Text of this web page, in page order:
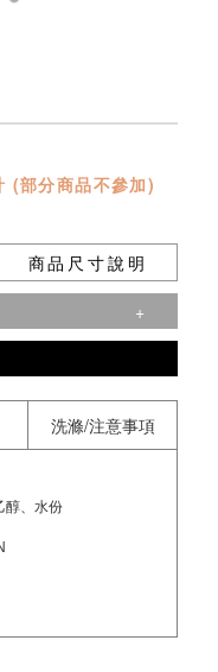
(部分商品不參加)
商品尺寸說明
+
洗滌/注意事項
醇、水份